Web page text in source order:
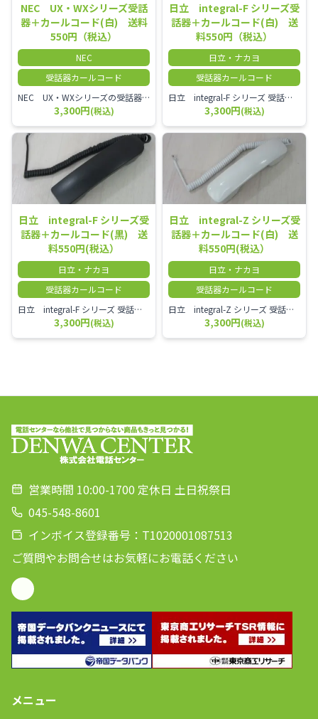
NEC UX・WXシリーズ受話
器＋カールコード(白) 送料
550円（税込）
NEC
受話器カールコード
NEC UX・WXシリーズの受話器とカールコードセット／本商品は中古品となります。 写真では分かりにくいキズ・汚れなどの使用感があります。 経年変化で日焼けの色味が強くなる場合がございます。 予めご理解・ご了承頂きますようお願いいたします。
3,300円(税込)
日立 integral-F シリーズ受
話器＋カールコード(白) 送
料550円（税込）
日立・ナカヨ
受話器カールコード
日立 integral-F シリーズ 受話器＋カールコード セット（白）／本商品は中古品となります。 写真では分かりにくいキズ・汚れなどの使用感があります。 経年変化で日焼けの色味が強くなる場合がございます。 予めご理解・ご了承頂きますようお願いいたします。
3,300円(税込)
日立 integral-F シリーズ受
話器＋カールコード(黒) 送
料550円(税込）
日立・ナカヨ
受話器カールコード
日立 integral-F シリーズ 受話器＋カールコード セット（白）／本商品は中古品となります。 写真では分かりにくいキズ・汚れなどの使用感があります。 経年変化で日焼けの色味が強くなる場合がございます。 予めご理解・ご了承頂きますようお願いいたします。
3,300円(税込)
日立 integral-Z シリーズ受
話器＋カールコード(白) 送
料550円(税込）
日立・ナカヨ
受話器カールコード
日立 integral-Z シリーズ 受話器＋カールコード セット（白）／本商品は中古品となります。 写真では分かりにくいキズ・汚れなどの使用感があります。 経年変化で日焼けの色味が強くなる場合がございます。 予めご理解・ご了承頂きますようお願いいたします。
3,300円(税込)
営業時間 10:00-1700 定休日 土日祝祭日
045-548-8601
インボイス登録番号：T1020001087513
ご質問やお問合せはお気軽にお電話ください
メニュー